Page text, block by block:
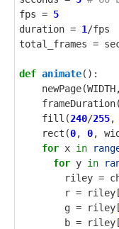
fps = 5
duration = 1 /fps
total_frames =
def animate():
newPage(WIDTH,
frameDuration(
fill (240/255,
rect (0, 0,
for x in
for y in
riley =
r = riley [
g = riley [
b = riley [